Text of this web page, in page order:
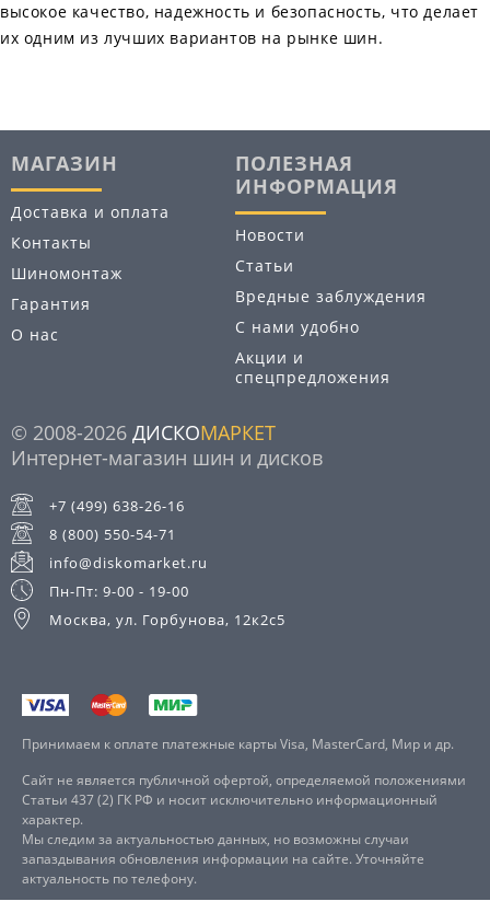
высокое качество, надежность и безопасность, что делает
их одним из лучших вариантов на рынке шин.
МАГАЗИН
Доставка и оплата
Контакты
Шиномонтаж
Гарантия
О нас
ПОЛЕЗНАЯ
ИНФОРМАЦИЯ
Новости
Статьи
Вредные заблуждения
С нами удобно
Акции и
спецпредложения
© 2008-2026 ДИСКОМАРКЕТ
Интернет-магазин шин и дисков
+7 (499) 638-26-16
8 (800) 550-54-71
info@diskomarket.ru
Пн-Пт: 9-00 - 19-00
Москва, ул. Горбунова, 12к2с5
Принимаем к оплате платежные карты Visa, MasterCard, Мир и др.
Сайт не является публичной офертой, определяемой положениями
Статьи 437 (2) ГК РФ и носит исключительно информационный
характер.
Мы следим за актуальностью данных, но возможны случаи
запаздывания обновления информации на сайте. Уточняйте
актуальность по телефону.